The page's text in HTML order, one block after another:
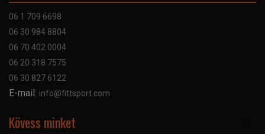
Adatvédelmi nyilatkozat
06 1 709 6698
06 30 984 8804
06 70 402 0004
06 20 318 7575
06 30 827 6122
E-mail: info@fittsport.com
Kövess minket